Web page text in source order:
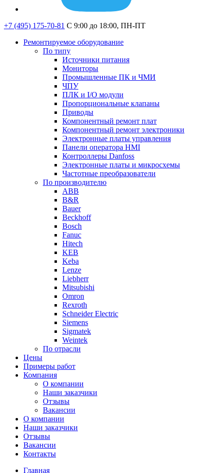
+7 (495) 175-70-81 C 9:00 до 18:00, ПН-ПТ
Ремонтируемое оборудование
По типу
Источники питания
Мониторы
Промышленные ПК и ЧМИ
ЧПУ
ПЛК и I/O модули
Пропорциональные клапаны
Приводы
Компонентный ремонт плат
Компонентный ремонт электроники
Электронные платы управления
Панели оператора HMI
Контроллеры Danfoss
Электронные платы и микросхемы
Частотные преобразователи
По производителю
ABB
B&R
Bauer
Beckhoff
Bosch
Fanuc
Hitech
KEB
Keba
Lenze
Liebherr
Mitsubishi
Omron
Rexroth
Schneider Electric
Siemens
Sigmatek
Weintek
По отрасли
Цены
Примеры работ
Компания
О компании
Наши заказчики
Отзывы
Вакансии
О компании
Наши заказчики
Отзывы
Вакансии
Контакты
Главная